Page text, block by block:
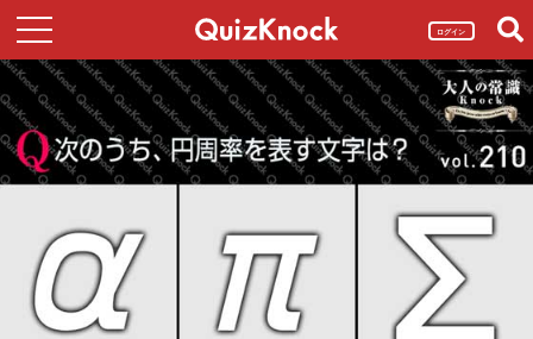
ログイン